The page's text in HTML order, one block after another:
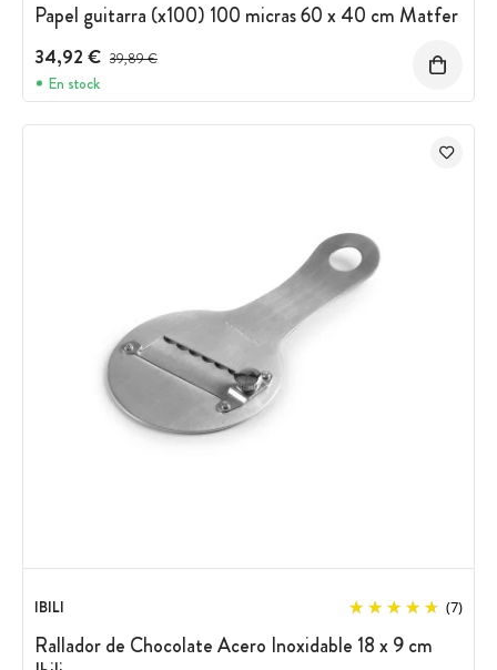
Papel guitarra (x100) 100 micras 60 x 40 cm Matfer
34,92 € Precio antes del descuento
39,89 €
En stock
IBILI (7)
Rallador de Chocolate Acero Inoxidable 18 x 9 cm